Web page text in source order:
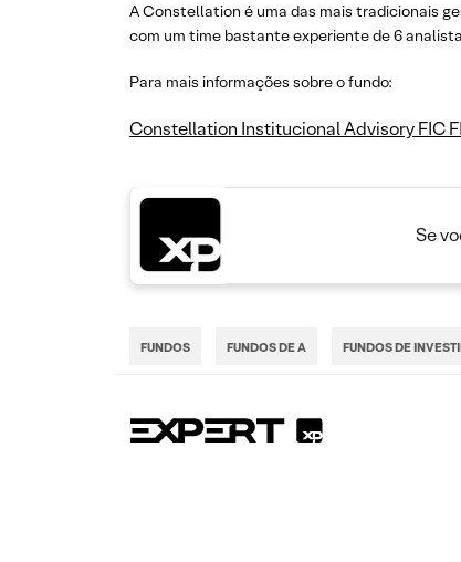
A Constellation é uma das mais tradicionais
com um time bastante experiente de 6
Para mais informações sobre o fundo:
Constellation Institucional Advisory FIC
Se
FUNDOS FUNDOS DE A FUNDOS DE